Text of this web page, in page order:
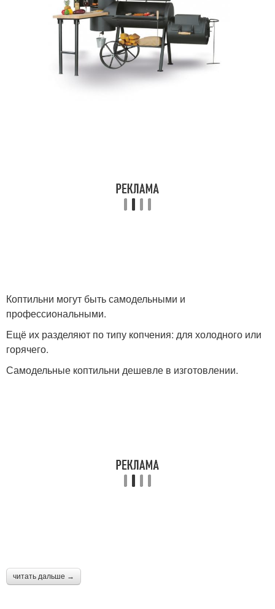
Коптильни могут быть самодельными и
профессиональными.
Ещё их разделяют по типу копчения: для холодного или
горячего.
Самодельные коптильни дешевле в изготовлении.
читать дальше →